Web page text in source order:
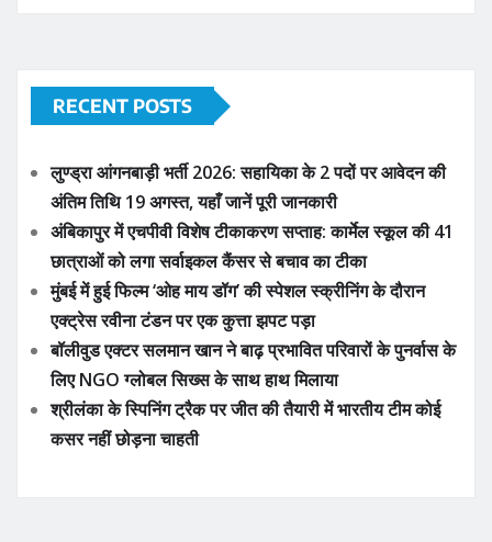
RECENT POSTS
लुण्ड्रा आंगनबाड़ी भर्ती 2026: सहायिका के 2 पदों पर आवेदन की
अंतिम तिथि 19 अगस्त, यहाँ जानें पूरी जानकारी
अंबिकापुर में एचपीवी विशेष टीकाकरण सप्ताह: कार्मेल स्कूल की 41
छात्राओं को लगा सर्वाइकल कैंसर से बचाव का टीका
मुंबई में हुई फिल्म ‘ओह माय डॉग’ की स्पेशल स्क्रीनिंग के दौरान
एक्ट्रेस रवीना टंडन पर एक कुत्ता झपट पड़ा
बॉलीवुड एक्टर सलमान खान ने बाढ़ प्रभावित परिवारों के पुनर्वास के
लिए NGO ग्लोबल सिख्स के साथ हाथ मिलाया
श्रीलंका के स्पिनिंग ट्रैक पर जीत की तैयारी में भारतीय टीम कोई
कसर नहीं छोड़ना चाहती